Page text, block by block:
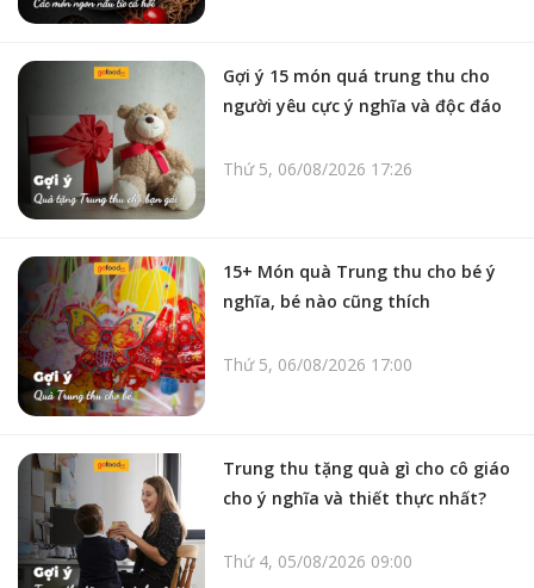
Gợi ý 15 món quá trung thu cho
người yêu cực ý nghĩa và độc đáo
Thứ 5, 06/08/2026 17:26
15+ Món quà Trung thu cho bé ý
nghĩa, bé nào cũng thích
Thứ 5, 06/08/2026 17:00
Trung thu tặng quà gì cho cô giáo
cho ý nghĩa và thiết thực nhất?
Thứ 4, 05/08/2026 09:00